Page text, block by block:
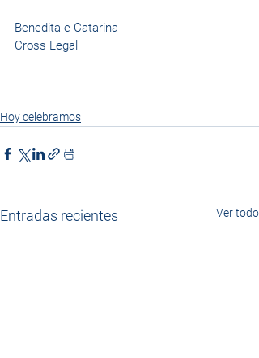
Benedita e Catarina
Cross Legal
Hoy celebramos
Entradas recientes Ver todo